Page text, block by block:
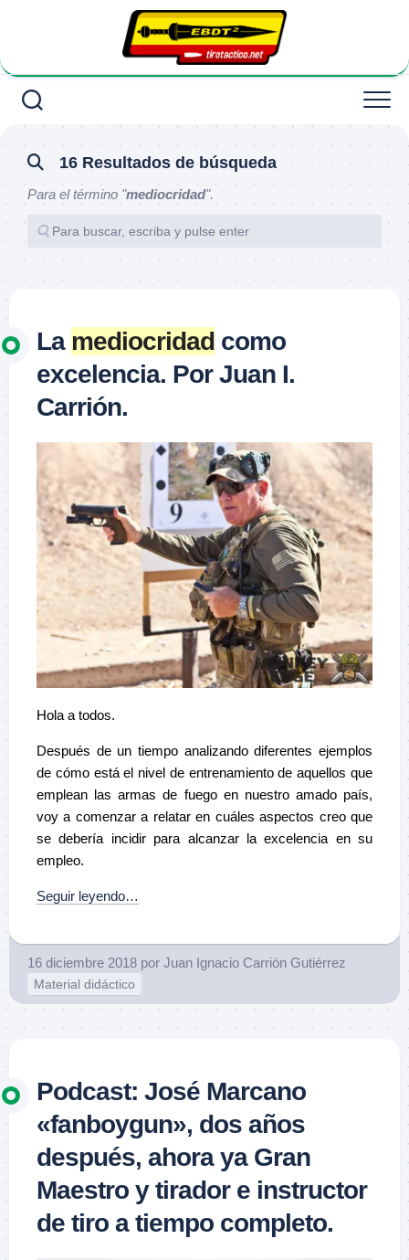
16 Resultados de búsqueda
Para el término "mediocridad".
La mediocridad como
excelencia. Por Juan I.
Carrión.
Hola a todos.
Después de un tiempo analizando diferentes ejemplos
de cómo está el nivel de entrenamiento de aquellos que
emplean las armas de fuego en nuestro amado país,
voy a comenzar a relatar en cuáles aspectos creo que
se debería incidir para alcanzar la excelencia en su
empleo.
Seguir leyendo…
16 diciembre 2018 por Juan Ignacio Carrión Gutiérrez
Material didáctico
Podcast: José Marcano
«fanboygun», dos años
después, ahora ya Gran
Maestro y tirador e instructor
de tiro a tiempo completo.